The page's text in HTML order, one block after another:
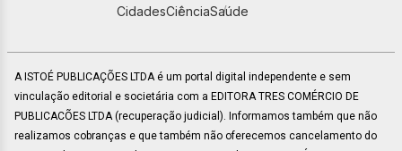
CidadesCiênciaSaúde
A ISTOÉ PUBLICAÇÕES LTDA é um portal digital independente e sem
vinculação editorial e societária com a EDITORA TRES COMÉRCIO DE
PUBLICACÕES LTDA (recuperação judicial). Informamos também que não
realizamos cobranças e que também não oferecemos cancelamento do